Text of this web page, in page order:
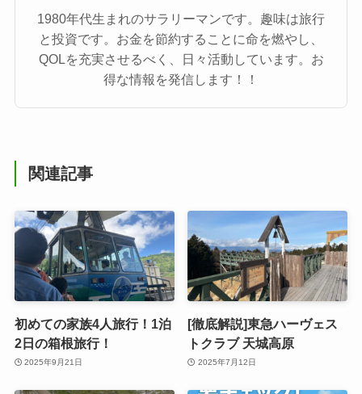
1980年代生まれのサラリーマンです。趣味は旅行
と投資です。お金を節約することに命を燃やし、
QOLを充実させるべく、日々活動しています。お
得な情報を発信します！！
関連記事
初めての家族4人旅行！1泊
2日の箱根旅行！
2025年9月21日
[徹底解説]東急ハーヴェス
トクラブ 天城高原
2025年7月12日